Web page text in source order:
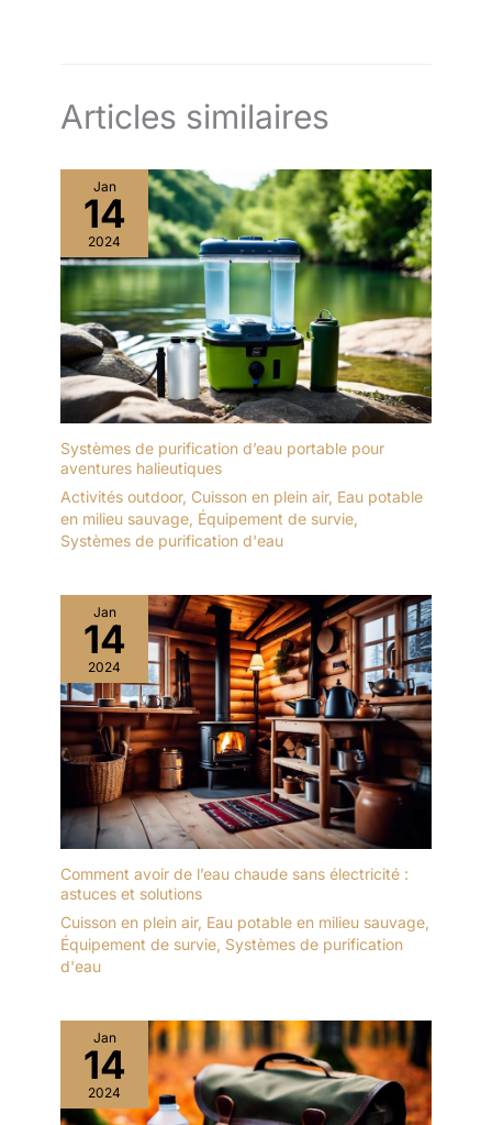
Articles similaires
Jan
14
2024
Systèmes de purification d’eau portable pour
aventures halieutiques
Activités outdoor, Cuisson en plein air, Eau potable
en milieu sauvage, Équipement de survie,
Systèmes de purification d'eau
Jan
14
2024
Comment avoir de l’eau chaude sans électricité :
astuces et solutions
Cuisson en plein air, Eau potable en milieu sauvage,
Équipement de survie, Systèmes de purification
d'eau
Jan
14
2024